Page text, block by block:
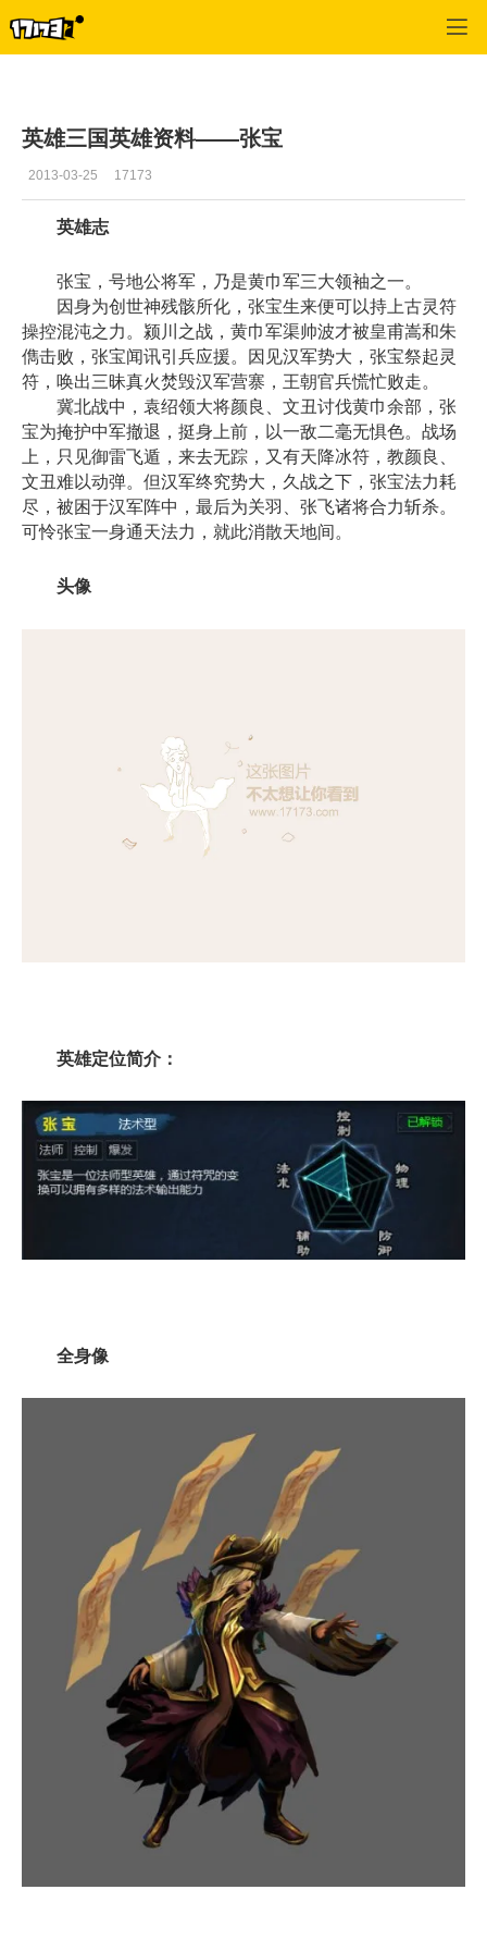
英雄三国英雄资料——张宝
2013-03-25 17173
英雄志
张宝，号地公将军，乃是黄巾军三大领袖之一。
因身为创世神残骸所化，张宝生来便可以持上古灵符
操控混沌之力。颍川之战，黄巾军渠帅波才被皇甫嵩和朱
儁击败，张宝闻讯引兵应援。因见汉军势大，张宝祭起灵
符，唤出三昧真火焚毁汉军营寨，王朝官兵慌忙败走。
冀北战中，袁绍领大将颜良、文丑讨伐黄巾余部，张
宝为掩护中军撤退，挺身上前，以一敌二毫无惧色。战场
上，只见御雷飞遁，来去无踪，又有天降冰符，教颜良、
文丑难以动弹。但汉军终究势大，久战之下，张宝法力耗
尽，被困于汉军阵中，最后为关羽、张飞诸将合力斩杀。
可怜张宝一身通天法力，就此消散天地间。
头像
英雄定位简介：
全身像